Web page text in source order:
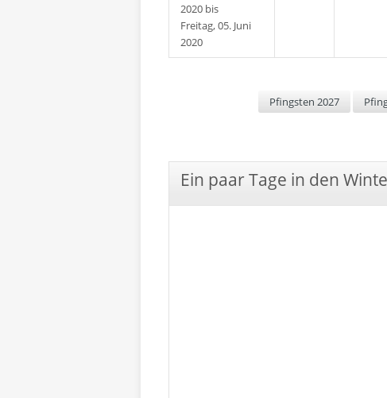
2020 bis
Freitag, 05. Juni
2020
Pfingsten 2027
Ein paar Tage in den